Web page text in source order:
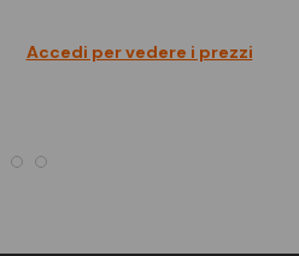
Accedi per vedere i prezzi